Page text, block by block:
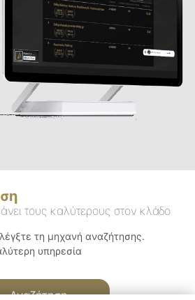
τους καλύτερους στον κλάδο
τη μηχανή αναζήτησης.
υπηρεσία
Αναζήτηση